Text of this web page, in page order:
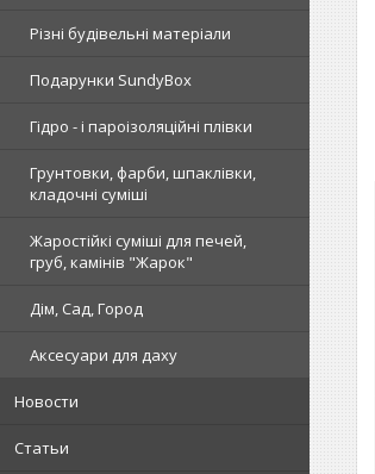
Різні будівельні матеріали
Подарунки SundyBox
Гідро - і пароізоляційні плівки
Грунтовки, фарби, шпаклівки,
кладочні суміші
Жаростійкі суміші для печей,
груб, камінів "Жарок"
Дім, Сад, Город
Аксесуари для даху
Новости
Статьи